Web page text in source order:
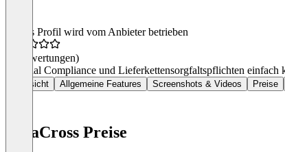
Dieses Profil wird vom Anbieter betrieben
(0 Bewertungen)
Material Compliance und Lieferkettensorgfaltspflichten
Übersicht Allgemeine Features Screenshots & Videos Preise
DataCross Preise